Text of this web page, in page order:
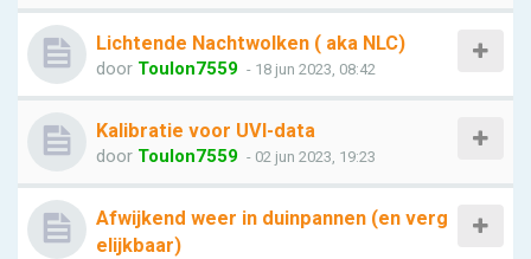
Lichtende Nachtwolken ( aka NLC)
door Toulon7559 - 18 jun 2023, 08:42
Kalibratie voor UVI-data
door Toulon7559 - 02 jun 2023, 19:23
Afwijkend weer in duinpannen (en verg
elijkbaar)